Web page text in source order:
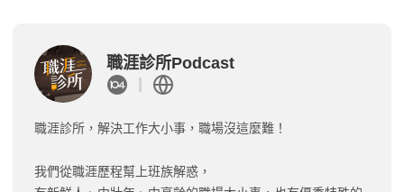
職涯診所Podcast
職涯診所，解決工作大小事，職場沒這麼難！
我們從職涯歷程幫上班族解惑，